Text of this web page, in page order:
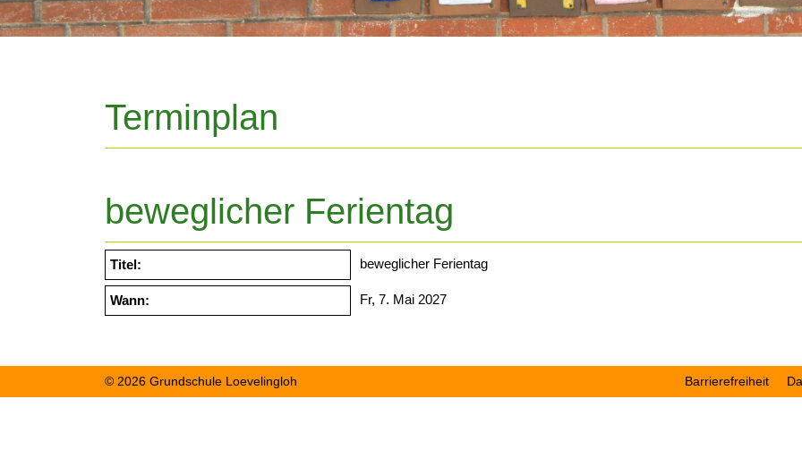
Terminplan
beweglicher Ferientag
Titel: beweglicher Ferientag
Wann: Fr, 7. Mai 2027
© 2026 Grundschule Loevelingloh Barrierefreiheit